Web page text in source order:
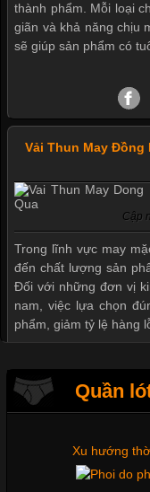
thành phẩm. Mỗi loại
giãn và khả năng chịu
sẽ giúp sản phẩm có
Vải Thun May Đồng
Cập
Trong lĩnh vực may
đến chất lượng sản
Đối với những đơn vị
nam, việc lựa chọn
phẩm, giảm tỷ lệ hàng
Quần
Mẫu quần
Thị hiều
Xu hướng